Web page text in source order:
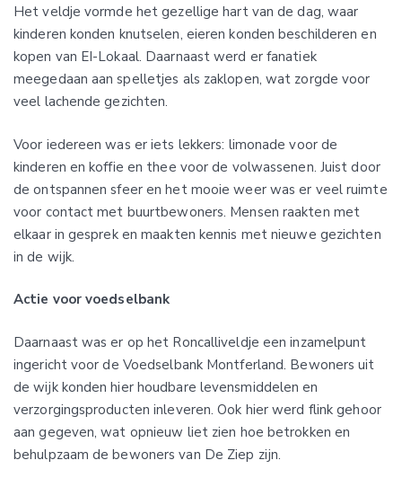
Het veldje vormde het gezellige hart van de dag, waar
kinderen konden knutselen, eieren konden beschilderen en
kopen van EI-Lokaal. Daarnaast werd er fanatiek
meegedaan aan spelletjes als zaklopen, wat zorgde voor
veel lachende gezichten.
Voor iedereen was er iets lekkers: limonade voor de
kinderen en koffie en thee voor de volwassenen. Juist door
de ontspannen sfeer en het mooie weer was er veel ruimte
voor contact met buurtbewoners. Mensen raakten met
elkaar in gesprek en maakten kennis met nieuwe gezichten
in de wijk.
Actie voor voedselbank
Daarnaast was er op het Roncalliveldje een inzamelpunt
ingericht voor de Voedselbank Montferland. Bewoners uit
de wijk konden hier houdbare levensmiddelen en
verzorgingsproducten inleveren. Ook hier werd flink gehoor
aan gegeven, wat opnieuw liet zien hoe betrokken en
behulpzaam de bewoners van De Ziep zijn.